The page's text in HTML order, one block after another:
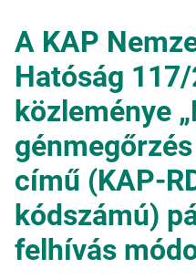
A KAP
Hatóság
közleménye
című (KAP-
kódszámú)
felhívás